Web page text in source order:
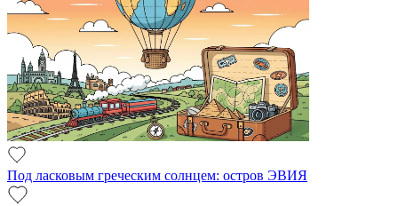
Под ласковым греческим солнцем: остров ЭВИЯ